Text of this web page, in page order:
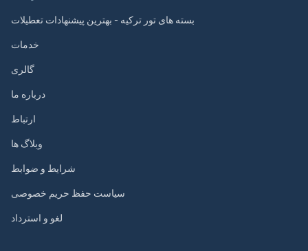
بسته های تور ترکیه - بهترین پیشنهادات تعطیلات
خدمات
گالری
درباره ما
ارتباط
وبلاگ ها
شرایط و ضوابط
سیاست حفظ حریم خصوصی
لغو و استرداد